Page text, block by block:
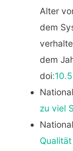
Alter
dem
dem
doi
zu viel